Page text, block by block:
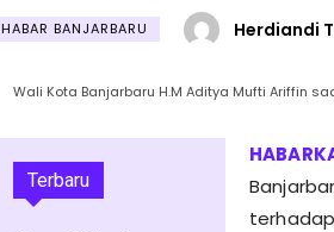
HABAR BANJARBARU Herdiandi
Wali Kota Banjarbaru H.M Aditya Mufti Ariffin
Terbaru